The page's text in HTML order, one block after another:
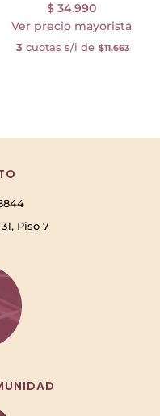
$34.990
Ver precio mayorista
3 cuotas s/i de $11,663
Piso 7